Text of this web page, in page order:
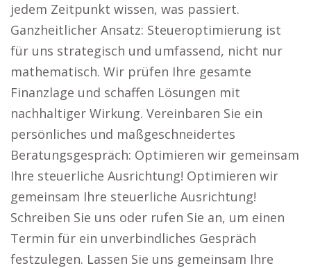
jedem Zeitpunkt wissen, was passiert.
Ganzheitlicher Ansatz: Steueroptimierung ist
für uns strategisch und umfassend, nicht nur
mathematisch. Wir prüfen Ihre gesamte
Finanzlage und schaffen Lösungen mit
nachhaltiger Wirkung. Vereinbaren Sie ein
persönliches und maßgeschneidertes
Beratungsgespräch: Optimieren wir gemeinsam
Ihre steuerliche Ausrichtung! Optimieren wir
gemeinsam Ihre steuerliche Ausrichtung!
Schreiben Sie uns oder rufen Sie an, um einen
Termin für ein unverbindliches Gespräch
festzulegen. Lassen Sie uns gemeinsam Ihre